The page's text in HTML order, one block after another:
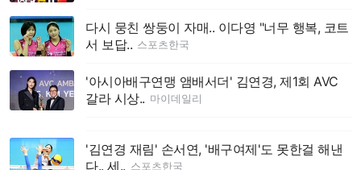
다시 뭉친 쌍둥이 자매.. 이다영 "너무 행복, 코트
서 보답.. 스포츠한국
'아시아배구연맹 앰배서더' 김연경, 제1회 AVC
갈라 시상.. 마이데일리
'김연경 재림' 손서연, '배구여제'도 못한걸 해낸
다.. 세.. 스포츠한국